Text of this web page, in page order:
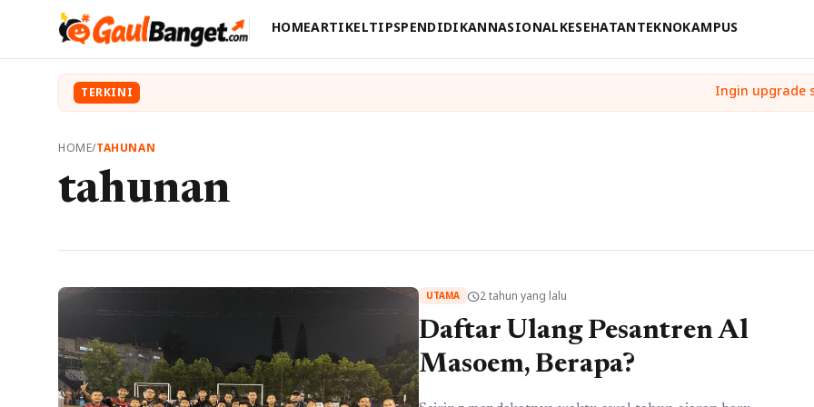
HOMEARTIKELTIPSPENDIDIKANNASIONALKESEHATANTEKNOKAMPUS
TERKINI
HOME/TAHUNAN
tahunan
UTAMA schedule2 tahun yang lalu
Daftar Ulang Pesantren Al
Masoem, Berapa?